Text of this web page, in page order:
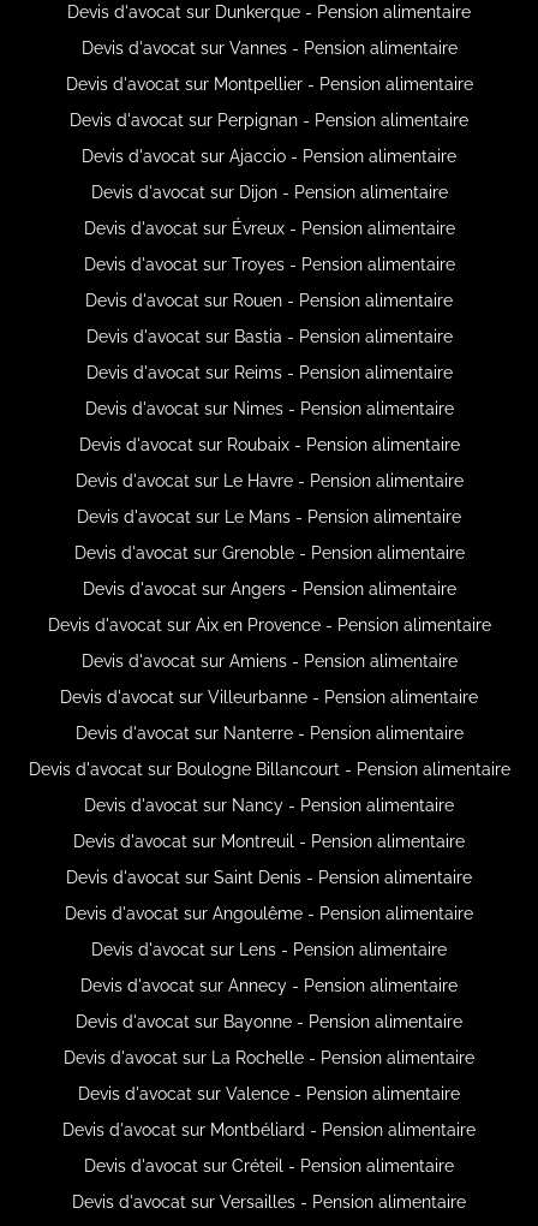
Devis d'avocat sur Dunkerque - Pension alimentaire
Devis d'avocat sur Vannes - Pension alimentaire
Devis d'avocat sur Montpellier - Pension alimentaire
Devis d'avocat sur Perpignan - Pension alimentaire
Devis d'avocat sur Ajaccio - Pension alimentaire
Devis d'avocat sur Dijon - Pension alimentaire
Devis d'avocat sur Évreux - Pension alimentaire
Devis d'avocat sur Troyes - Pension alimentaire
Devis d'avocat sur Rouen - Pension alimentaire
Devis d'avocat sur Bastia - Pension alimentaire
Devis d'avocat sur Reims - Pension alimentaire
Devis d'avocat sur Nimes - Pension alimentaire
Devis d'avocat sur Roubaix - Pension alimentaire
Devis d'avocat sur Le Havre - Pension alimentaire
Devis d'avocat sur Le Mans - Pension alimentaire
Devis d'avocat sur Grenoble - Pension alimentaire
Devis d'avocat sur Angers - Pension alimentaire
Devis d'avocat sur Aix en Provence - Pension alimentaire
Devis d'avocat sur Amiens - Pension alimentaire
Devis d'avocat sur Villeurbanne - Pension alimentaire
Devis d'avocat sur Nanterre - Pension alimentaire
Devis d'avocat sur Boulogne Billancourt - Pension alimentaire
Devis d'avocat sur Nancy - Pension alimentaire
Devis d'avocat sur Montreuil - Pension alimentaire
Devis d'avocat sur Saint Denis - Pension alimentaire
Devis d'avocat sur Angoulême - Pension alimentaire
Devis d'avocat sur Lens - Pension alimentaire
Devis d'avocat sur Annecy - Pension alimentaire
Devis d'avocat sur Bayonne - Pension alimentaire
Devis d'avocat sur La Rochelle - Pension alimentaire
Devis d'avocat sur Valence - Pension alimentaire
Devis d'avocat sur Montbéliard - Pension alimentaire
Devis d'avocat sur Créteil - Pension alimentaire
Devis d'avocat sur Versailles - Pension alimentaire